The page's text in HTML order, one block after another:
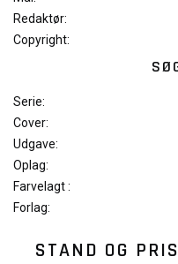
Redaktør:
Copyright:
Serie:
Cover:
Udgave:
Oplag:
Farvelagt :
Forlag:
STAND OG